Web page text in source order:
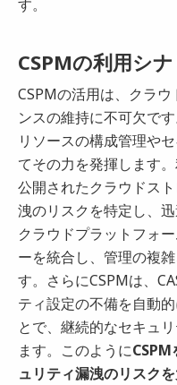
す。
CSPMの利用シ
CSPMの活用は、クラ
ンスの維持に不可欠で
リソースの構成管理や
てその力を発揮します
公開されたクラウドス
洩のリスクを特定し、
クラウドプラットフォ
ーを統合し、管理の複
す。さらにCSPMは、
ティ設定の不備を自動
とで、継続的なセキュ
ます。このように
ュリティ漏洩のリスク